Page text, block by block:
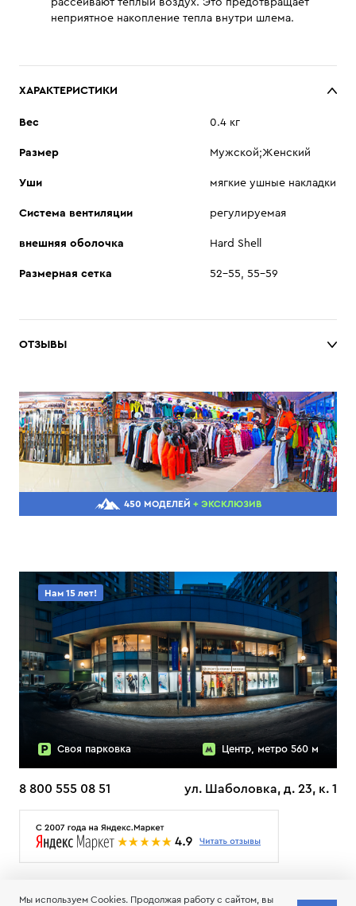
рассеивают теплый воздух. Это предотвращает
неприятное накопление тепла внутри шлема.
ХАРАКТЕРИСТИКИ
Вес 0.4 кг
Размер Мужской;Женский
Уши мягкие ушные накладки
Система вентиляции регулируемая
внешняя оболочка Hard Shell
Размерная сетка 52-55, 55-59
ОТЗЫВЫ
450 МОДЕЛЕЙ + ЭКСКЛЮЗИВ
Нам 15 лет!
Своя парковка Центр, метро 560 м
8 800 555 08 51 ул. Шаболовка, д. 23, к. 1
Мы используем Cookies. Продолжая работу с сайтом, вы